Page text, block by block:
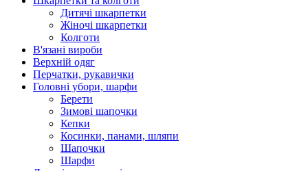
Дитячі шкарпетки
Жіночі шкарпетки
Колготи
В'язані вироби
Верхній одяг
Перчатки, рукавички
Головні убори, шарфи
Берети
Зимові шапочки
Кепки
Косинки, панами, шляпи
Шапочки
Шарфи